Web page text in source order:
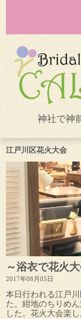
神社で神
江戸川区花火大会
～浴衣で花火
2017年08月05日
本日行われる江戸
た。紺地のちりめ
した。花火大会楽